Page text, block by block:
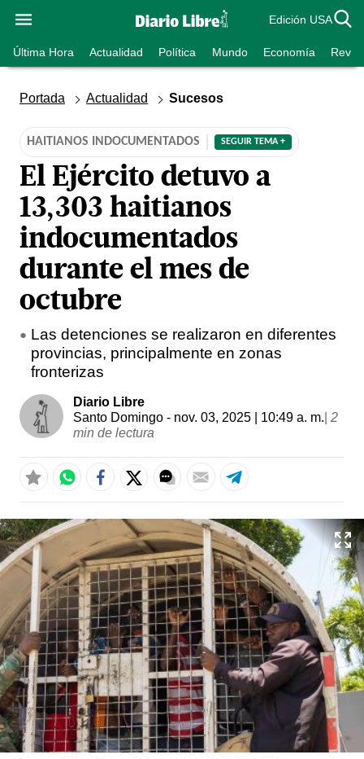
Edición USA
Última Hora Actualidad Política Mundo Economía
Portada Actualidad Sucesos
HAITIANOS INDOCUMENTADOS SEGUIR TEMA +
El Ejército detuvo a
13,303 haitianos
indocumentados
durante el mes de
octubre
Las detenciones se realizaron en diferentes
provincias, principalmente en zonas
fronterizas
Diario Libre
Santo Domingo - nov. 03, 2025 | 10:49 a. m. 2
min de lectura